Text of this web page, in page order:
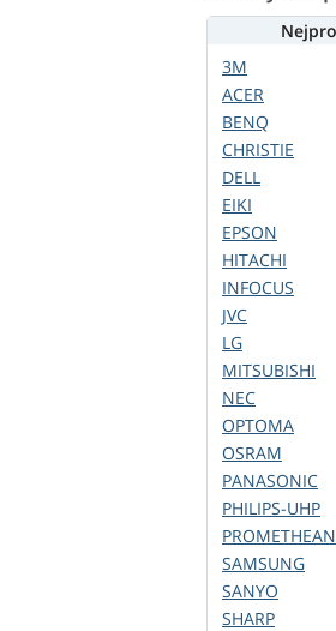
3M
ACER
BENQ
CHRISTIE
DELL
EIKI
EPSON
HITACHI
INFOCUS
JVC
LG
MITSUBISHI
NEC
OPTOMA
OSRAM
PANASONIC
PHILIPS-UHP
PROMETHEAN
SAMSUNG
SANYO
SHARP